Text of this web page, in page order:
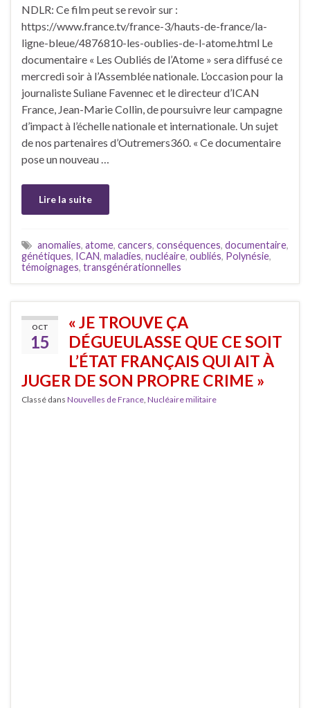
NDLR: Ce film peut se revoir sur :
https://www.france.tv/france-3/hauts-de-france/la-
ligne-bleue/4876810-les-oublies-de-l-atome.html Le
documentaire « Les Oubliés de l’Atome » sera diffusé ce
mercredi soir à l’Assemblée nationale. L’occasion pour la
journaliste Suliane Favennec et le directeur d’ICAN
France, Jean-Marie Collin, de poursuivre leur campagne
d’impact à l’échelle nationale et internationale. Un sujet
de nos partenaires d’Outremers360. « Ce documentaire
pose un nouveau …
Lire la suite
anomalies, atome, cancers, conséquences, documentaire,
génétiques, ICAN, maladies, nucléaire, oubliés, Polynésie,
témoignages, transgénérationnelles
OCT
15
« JE TROUVE ÇA
DÉGUEULASSE QUE CE SOIT
L’ÉTAT FRANÇAIS QUI AIT À
JUGER DE SON PROPRE CRIME »
Classé dans Nouvelles de France, Nucléaire militaire